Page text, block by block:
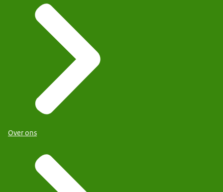
Over ons